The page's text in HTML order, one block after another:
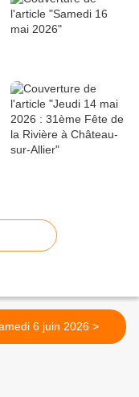
Samedi 6 juin 2026 >